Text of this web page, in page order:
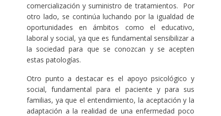
comercialización y suministro de tratamientos. Por
otro lado, se continúa luchando por la igualdad de
oportunidades en ámbitos como el educativo,
laboral y social, ya que es fundamental sensibilizar a
la sociedad para que se conozcan y se acepten
estas patologías.
Otro punto a destacar es el apoyo psicológico y
social, fundamental para el paciente y para sus
familias, ya que el entendimiento, la aceptación y la
adaptación a la realidad de una enfermedad poco